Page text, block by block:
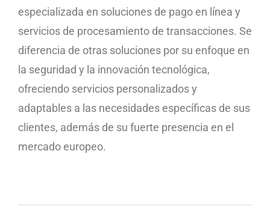
especializada en soluciones de pago en línea y
servicios de procesamiento de transacciones. Se
diferencia de otras soluciones por su enfoque en
la seguridad y la innovación tecnológica,
ofreciendo servicios personalizados y
adaptables a las necesidades específicas de sus
clientes, además de su fuerte presencia en el
mercado europeo.